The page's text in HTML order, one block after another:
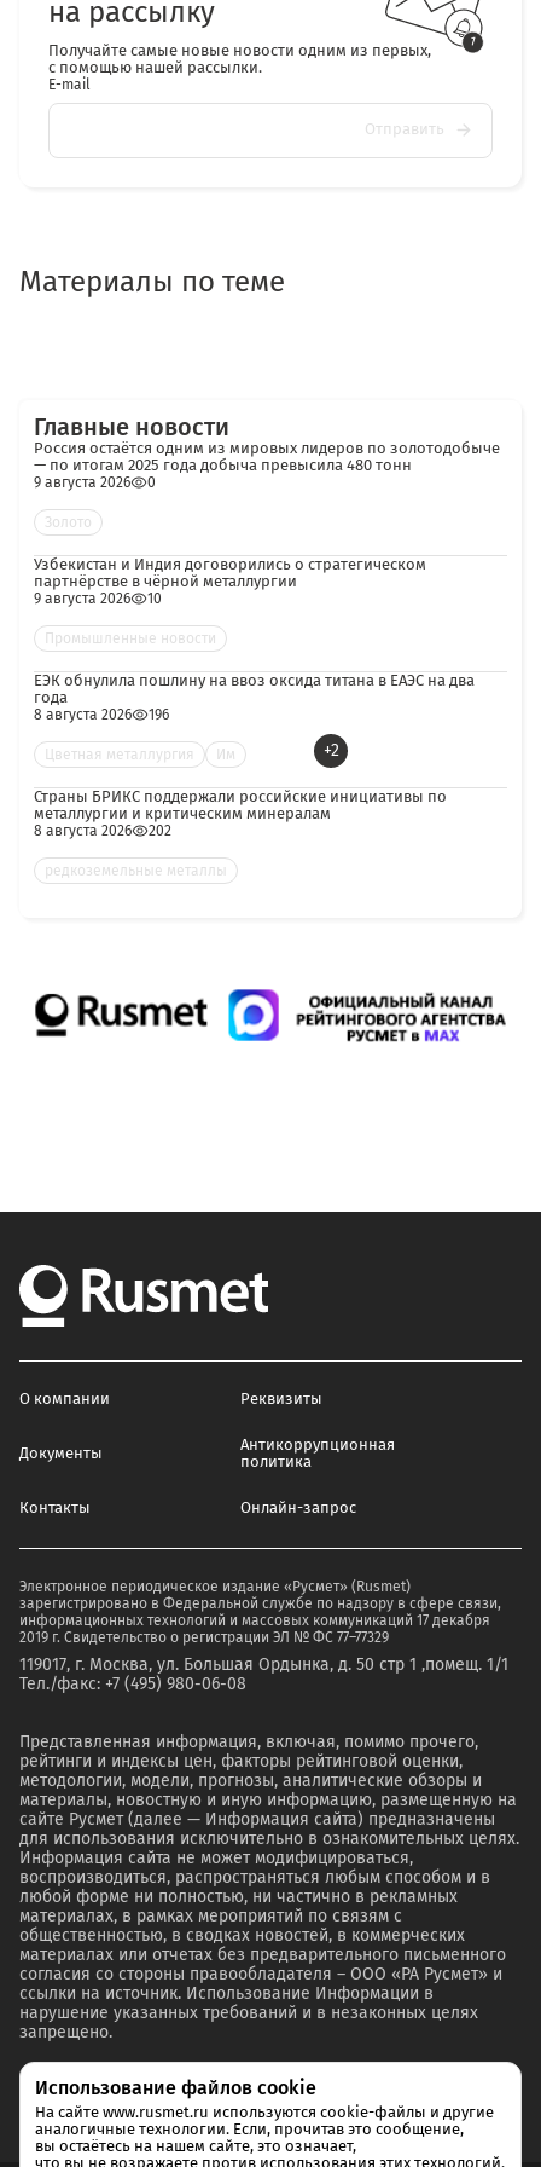
на рассылку
Получайте самые новые новости одним из первых,
с помощью нашей рассылки.
E-mail
Отправить
Материалы по теме
Главные новости
Россия остаётся одним из мировых лидеров по золотодобыче
— по итогам 2025 года добыча превысила 480 тонн
9 августа 2026 0
Золото
Узбекистан и Индия договорились о стратегическом
партнёрстве в чёрной металлургии
9 августа 2026 10
Промышленные новости
ЕЭК обнулила пошлину на ввоз оксида титана в ЕАЭС на два
года
8 августа 2026 196
Цветная металлургия Им +2
Страны БРИКС поддержали российские инициативы по
металлургии и критическим минералам
8 августа 2026 202
редкоземельные металлы
О компании Реквизиты
Документы
Антикоррупционная
политика
Контакты Онлайн-запрос
Электронное периодическое издание «Русмет» (Rusmet)
зарегистрировано в Федеральной службе по надзору в сфере связи,
информационных технологий и массовых коммуникаций 17 декабря
2019 г. Свидетельство о регистрации ЭЛ № ФС 77–77329
119017, г. Москва, ул. Большая Ордынка, д. 50 стр 1 ,помещ. 1/1
Тел./факс: +7 (495) 980-06-08
Представленная информация, включая, помимо прочего,
рейтинги и индексы цен, факторы рейтинговой оценки,
методологии, модели, прогнозы, аналитические обзоры и
материалы, новостную и иную информацию, размещенную на
сайте Русмет (далее — Информация сайта) предназначены
для использования исключительно в ознакомительных целях.
Информация сайта не может модифицироваться,
воспроизводиться, распространяться любым способом и в
любой форме ни полностью, ни частично в рекламных
материалах, в рамках мероприятий по связям с
общественностью, в сводках новостей, в коммерческих
материалах или отчетах без предварительного письменного
согласия со стороны правообладателя – ООО «РА Русмет» и
ссылки на источник. Использование Информации в
нарушение указанных требований и в незаконных целях
запрещено.
Использование файлов cookie
На сайте www.rusmet.ru используются cookie-файлы и другие
аналогичные технологии. Если, прочитав это сообщение,
вы остаётесь на нашем сайте, это означает,
что вы не возражаете против использования этих технологий.